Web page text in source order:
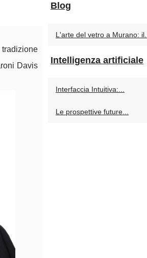
Davis
Blog
L'arte del vetro a Murano: il...
Intelligenza artificiale
Interfaccia Intuitiva:...
Le prospettive future...